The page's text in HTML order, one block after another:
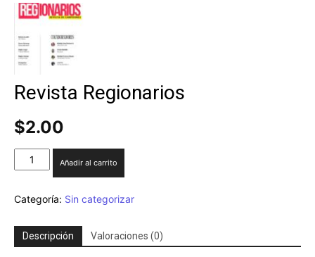
Revista Regionarios
$2.00
Revista
Regionarios
Añadir al carrito
Categoría: Sin categorizar
Descripción Valoraciones (0)